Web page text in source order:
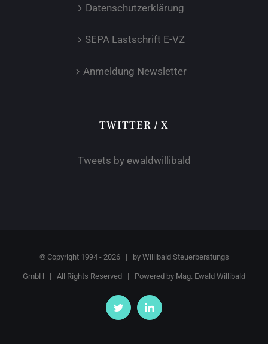
Datenschutzerklärung
SEPA Lastschrift E-VZ
Anmeldung Newsletter
TWITTER / X
Tweets by ewaldwillibald
© Copyright 1994 - 2026 | by Willibald Steuerberatungs
GmbH | All Rights Reserved | Powered by Mag. Ewald Willibald
Twitter LinkedIn